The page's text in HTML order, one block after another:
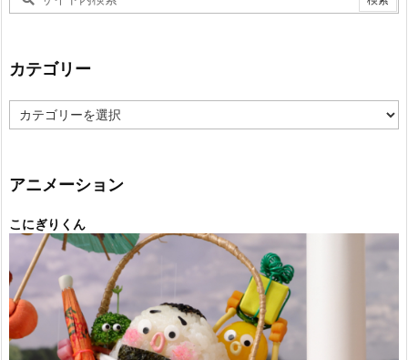
カテゴリー
テ
ー
アニメーション
こにぎりくん